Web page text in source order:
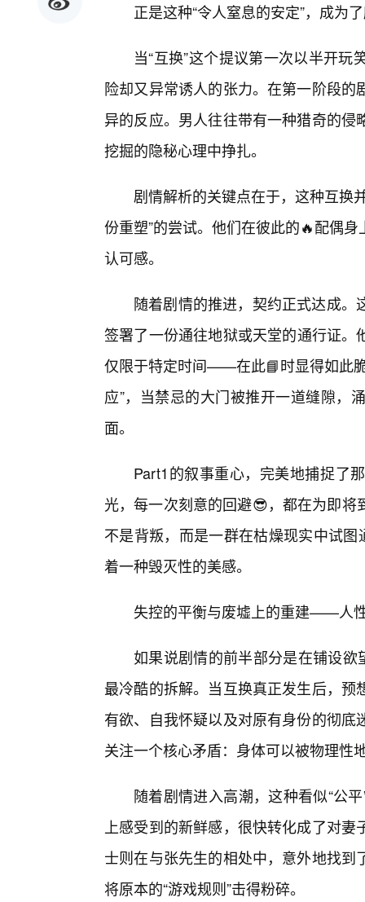
正是这种“令人窒息的安定”，成为
当“互换”这个提议第一次以半开
险却又异常诱人的张力。在第一阶段
异的反应。男人往往带有一种猎奇的
挖掘的隐秘心理中挣扎。
剧情解析的关键点在于，这种互换
份重塑”的尝试。他们在彼此的🔥配偶
认可感。
随着剧情的推进，契约正式达成
签署了一份通往地狱或天堂的通行证
仅限于特定时间——在此📘时显得如此
应”，当禁忌的大门被推开一道缝隙，
面。
Part1的叙事重心，完美地捕捉了
光，每一次刻意的回避😎，都在为即
不是背叛，而是一群在枯燥现实中试
着一种毁灭性的美感。
失控的平衡与废墟上的重建——人
如果说剧情的前半部分是在铺设欲
最冷酷的拆解。当互换真正发生后，
有欲、自我怀疑以及对原有身份的彻
关注一个核心矛盾：身体可以被物理性
随着剧情进入高潮，这种看似“公
上感受到的新鲜感，很快转化成了对
士则在与张先生的相处中，意外地找
将原本的“游戏规则”击得粉碎。